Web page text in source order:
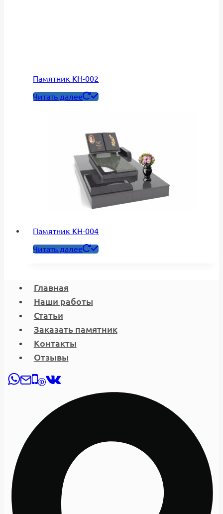
Памятник КН-002
Читать далее
Памятник КН-004
Читать далее
Главная
Наши работы
Статьи
Заказать памятник
Контакты
Отзывы